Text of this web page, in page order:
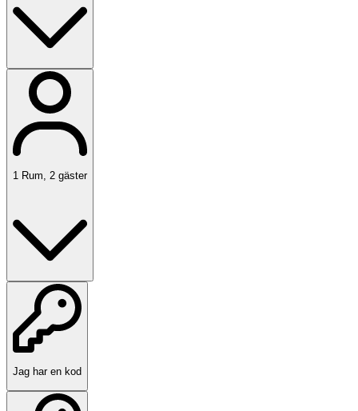
1 Rum 2 gäster
Jag har en kod